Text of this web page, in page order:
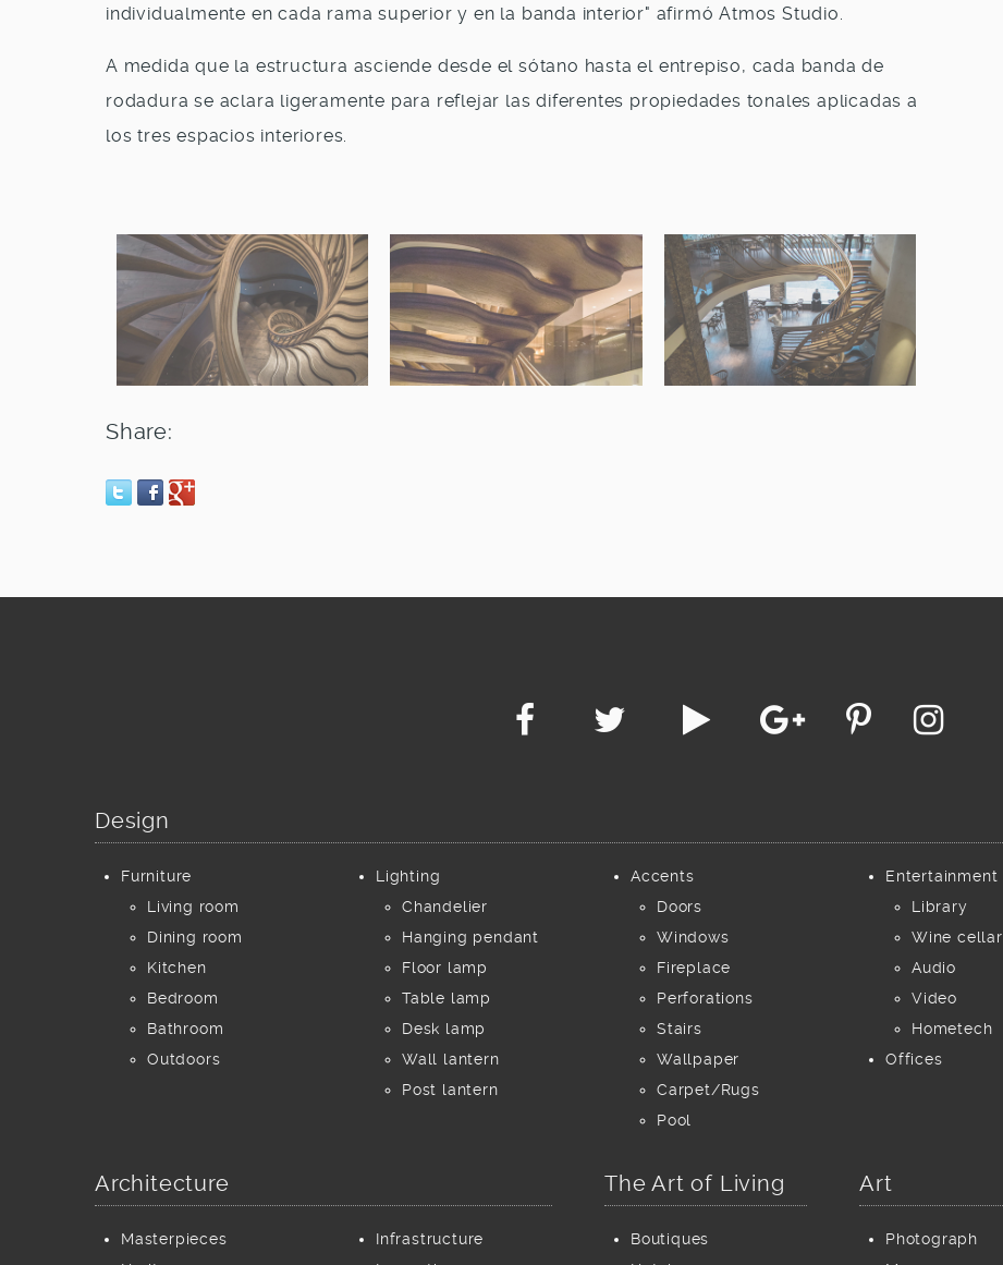
individualmente en cada rama superior y en la banda interior" afirmó Atmos Studio.
A medida que la estructura asciende desde el sótano hasta el entrepiso, cada banda de
rodadura se aclara ligeramente para reflejar las diferentes propiedades tonales aplicadas a
los tres espacios interiores.
Share:
Design
Furniture
Living room
Dining room
Kitchen
Bedroom
Bathroom
Outdoors
Lighting
Chandelier
Hanging pendant
Floor lamp
Table lamp
Desk lamp
Wall lantern
Post lantern
Accents
Doors
Windows
Fireplace
Perforations
Stairs
Wallpaper
Carpet/Rugs
Pool
Entertainment
Library
Wine cellar
Audio
Video
Hometech
Offices
Architecture
Masterpieces
Infrastructure
The Art of Living
Boutiques
Art
Photograph